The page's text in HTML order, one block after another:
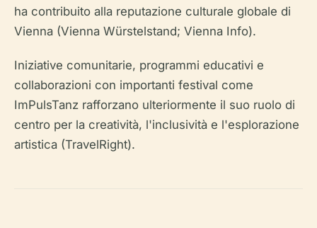
ha contribuito alla reputazione culturale globale di
Vienna (Vienna Würstelstand; Vienna Info).
Iniziative comunitarie, programmi educativi e
collaborazioni con importanti festival come
ImPulsTanz rafforzano ulteriormente il suo ruolo di
centro per la creatività, l'inclusività e l'esplorazione
artistica (TravelRight).